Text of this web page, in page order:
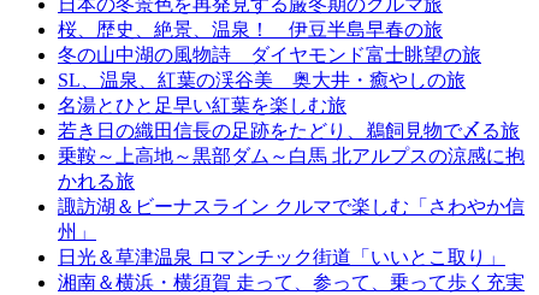
日本の冬景色を再発見する厳冬期のクルマ旅
桜、歴史、絶景、温泉！ 伊豆半島早春の旅
冬の山中湖の風物詩 ダイヤモンド富士眺望の旅
SL、温泉、紅葉の渓谷美 奥大井・癒やしの旅
名湯とひと足早い紅葉を楽しむ旅
若き日の織田信長の足跡をたどり、鵜飼見物で〆る旅
乗鞍～上高地～黒部ダム～白馬 北アルプスの涼感に抱
かれる旅
諏訪湖＆ビーナスライン クルマで楽しむ「さわやか信
州」
日光＆草津温泉 ロマンチック街道「いいとこ取り」
湘南＆横浜・横須賀 走って、参って、乗って歩く充実